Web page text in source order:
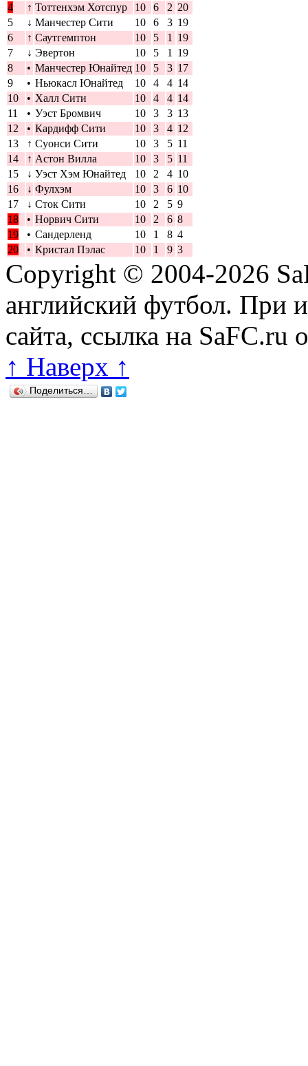
4
↑ Тоттенхэм Хотспур 10 6 2 20
5
↓ Манчестер Сити 10 6 3 19
6
↑ Саутгемптон 10 5 1
19
7
↓ Эвертон 10 5 1
19
8
• Манчестер Юнайтед 10 5 3 17
9
• Ньюкасл Юнайтед 10 4 4 14
10
• Халл Сити 10 4 4 14
11
• Уэст Бромвич 10 3 3 13
12
• Кардифф Сити 10 3 4 12
13
↑ Суонси Сити 10 3 5 11
14
↑ Астон Вилла 10 3 5 11
15
↓ Уэст Хэм Юнайтед 10 2 4 10
16
↓ Фулхэм 10 3 6 10
17
↓ Сток Сити 10 2 5 9
18
• Норвич Сити 10 2 6 8
19
• Сандерленд 10 1 8 4
20
• Кристал Пэлас 10 1 9 3
Copyright © 2004-2026
английский футбол. При
сайта, ссылка на SaFC.ru
↑ Наверх ↑
Поделиться…